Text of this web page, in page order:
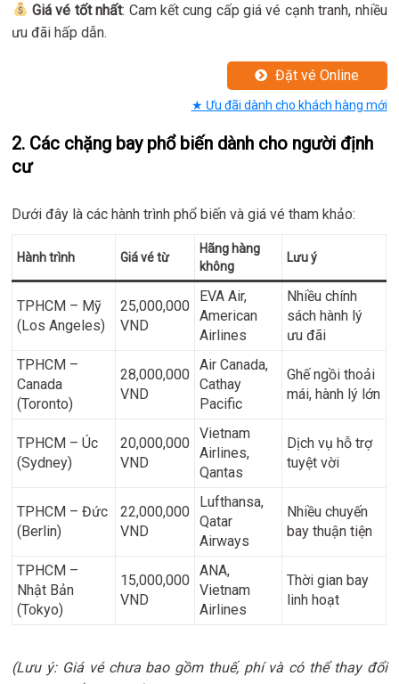
Giá vé tốt nhất: Cam kết cung cấp giá vé cạnh tranh, nhiều
ưu đãi hấp dẫn.
Đặt vé Online
★ Ưu đãi dành cho khách hàng mới
2. Các chặng bay phổ biến dành cho người định
cư
Dưới đây là các hành trình phổ biến và giá vé tham khảo:
Hành trình Giá vé từ
Hãng hàng
không
Lưu ý
TPHCM – Mỹ
(Los Angeles)
25,000,000
VND
EVA Air,
American
Airlines
Nhiều chính
sách hành lý
ưu đãi
TPHCM –
Canada
(Toronto)
28,000,000
VND
Air Canada,
Cathay
Pacific
Ghế ngồi thoải
mái, hành lý lớn
TPHCM – Úc
(Sydney)
20,000,000
VND
Vietnam
Airlines,
Qantas
Dịch vụ hỗ trợ
tuyệt vời
TPHCM – Đức
(Berlin)
22,000,000
VND
Lufthansa,
Qatar
Airways
Nhiều chuyến
bay thuận tiện
TPHCM –
Nhật Bản
(Tokyo)
15,000,000
VND
ANA,
Vietnam
Airlines
Thời gian bay
linh hoạt
(Lưu ý: Giá vé chưa bao gồm thuế, phí và có thể thay đổi